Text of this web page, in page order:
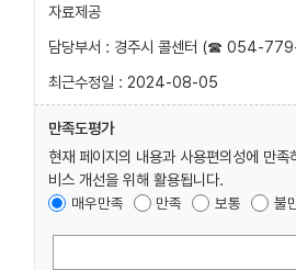
자료제공
담당부서 : 경주시 콜센터 (☎ 054-
최근수정일 : 2024-08-05
만족도평가
현재 페이지의 내용과 사용편의성에 만
비스 개선을 위해 활용됩니다.
매우만족 만족 보통 불